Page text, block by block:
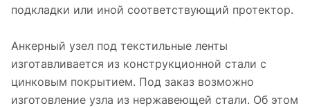
подкладки или иной соответствующий протектор.
Анкерный узел под текстильные ленты
изготавливается из конструкционной стали с
цинковым покрытием. Под заказ возможно
изготовление узла из нержавеющей стали. Об этом